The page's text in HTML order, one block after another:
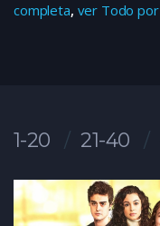
completa, ver Todo por
1-20 21-40